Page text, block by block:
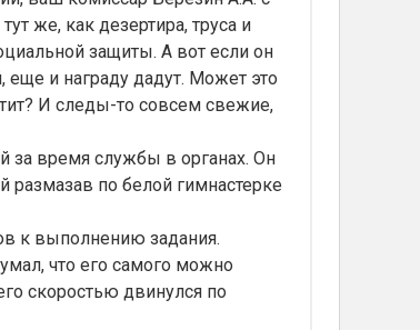
же, как дезертира, труса и
защиты. А вот если он
еще и награду дадут. Может это
И следы-то совсем свежие,
за время службы в органах. Он
по белой гимнастерке
к выполнению задания.
что его самого можно
скоростью двинулся по